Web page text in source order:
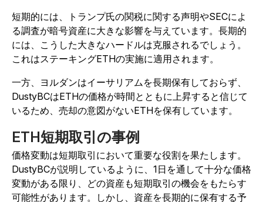
短期的には、トランプ氏の関税に関する声明やSECによ
る調査が暗号資産に大きな影響を与えています。長期的
には、こうした大きなハードルは克服されるでしょう。
これはステーキングETHの実施に適用されます。
一方、ヨルダンはイーサリアムを長期保有しておらず、
DustyBCはETHの価格が時間とともに上昇すると信じて
いるため、売却の意図がないETHを保有しています。
ETH短期取引の事例
価格変動は短期取引において重要な役割を果たします。
DustyBCが説明しているように、1日を通して十分な価格
変動がある限り、どの資産も短期取引の機会をもたらす
可能性があります。しかし、資産を長期的に保有する予